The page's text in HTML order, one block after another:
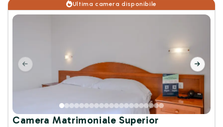
Ultima camera disponibile
Camera Matrimoniale Superior